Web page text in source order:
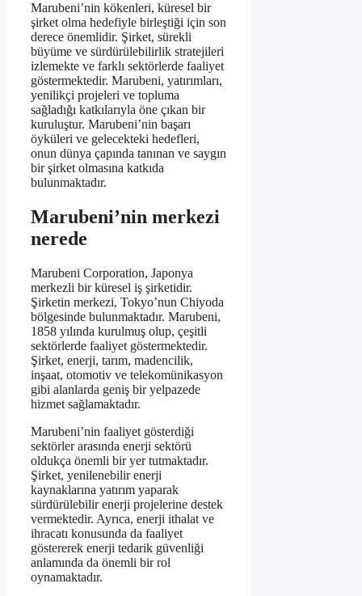
Marubeni’nin kökenleri, küresel bir
şirket olma hedefiyle birleştiği için son
derece önemlidir. Şirket, sürekli
büyüme ve sürdürülebilirlik stratejileri
izlemekte ve farklı sektörlerde faaliyet
göstermektedir. Marubeni, yatırımları,
yenilikçi projeleri ve topluma
sağladığı katkılarıyla öne çıkan bir
kuruluştur. Marubeni’nin başarı
öyküleri ve gelecekteki hedefleri,
onun dünya çapında tanınan ve saygın
bir şirket olmasına katkıda
bulunmaktadır.
Marubeni’nin merkezi
nerede
Marubeni Corporation, Japonya
merkezli bir küresel iş şirketidir.
Şirketin merkezi, Tokyo’nun Chiyoda
bölgesinde bulunmaktadır. Marubeni,
1858 yılında kurulmuş olup, çeşitli
sektörlerde faaliyet göstermektedir.
Şirket, enerji, tarım, madencilik,
inşaat, otomotiv ve telekomünikasyon
gibi alanlarda geniş bir yelpazede
hizmet sağlamaktadır.
Marubeni’nin faaliyet gösterdiği
sektörler arasında enerji sektörü
oldukça önemli bir yer tutmaktadır.
Şirket, yenilenebilir enerji
kaynaklarına yatırım yaparak
sürdürülebilir enerji projelerine destek
vermektedir. Ayrıca, enerji ithalat ve
ihracatı konusunda da faaliyet
göstererek enerji tedarik güvenliği
anlamında da önemli bir rol
oynamaktadır.